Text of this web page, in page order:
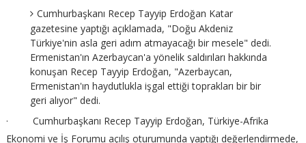
Cumhurbaşkanı Recep Tayyip Erdoğan Katar
gazetesine yaptığı açıklamada, "Doğu Akdeniz
Türkiye'nin asla geri adım atmayacağı bir mesele" dedi.
Ermenistan'ın Azerbaycan'a yönelik saldırıları hakkında
konuşan Recep Tayyip Erdoğan, "Azerbaycan,
Ermenistan'ın haydutlukla işgal ettiği toprakları bir bir
geri alıyor" dedi.
· Cumhurbaşkanı Recep Tayyip Erdoğan, Türkiye-Afrika
Ekonomi ve İş Forumu açılış oturumunda yaptığı değerlendirmede,